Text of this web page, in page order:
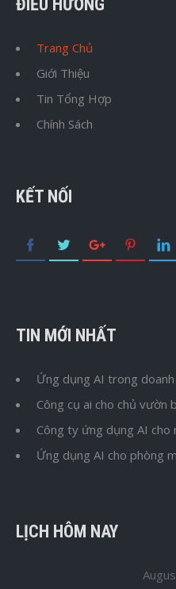
ĐIỀU HƯỚNG
Trang Chủ
Giới Thiệu
Tin Tổng Hợp
Chính Sách
KẾT NỐI
TIN MỚI NHẤT
Ứng dụng AI trong
Công cụ ai cho chủ vườn
Công ty ứng dụng AI cho
Ứng dụng AI cho phòng
LỊCH HÔM NAY